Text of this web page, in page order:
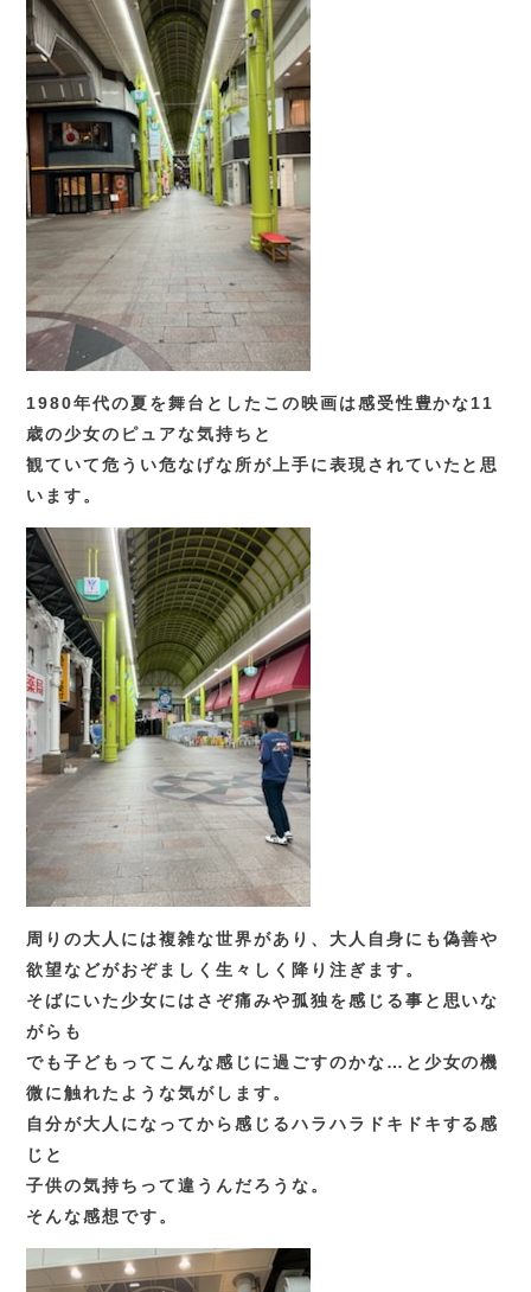
1980年代の夏を舞台としたこの映画は感受性豊かな11
歳の少女のピュアな気持ちと
観ていて危うい危なげな所が上手に表現されていたと思
います。
周りの大人には複雑な世界があり、大人自身にも偽善や
欲望などがおぞましく生々しく降り注ぎます。
そばにいた少女にはさぞ痛みや孤独を感じる事と思いな
がらも
でも子どもってこんな感じに過ごすのかな…と少女の機
微に触れたような気がします。
自分が大人になってから感じるハラハラドキドキする感
じと
子供の気持ちって違うんだろうな。
そんな感想です。